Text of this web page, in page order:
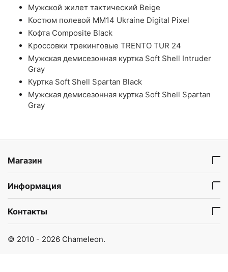
Мужской жилет тактический Beige
Костюм полевой ММ14 Ukraine Digital Pixel
Кофта Composite Black
Кроссовки трекинговые TRENTO TUR 24
Мужская демисезонная куртка Soft Shell Intruder
Gray
Куртка Soft Shell Spartan Black
Мужская демисезонная куртка Soft Shell Spartan
Gray
Магазин
Информация
Контакты
© 2010 - 2026 Chameleon.